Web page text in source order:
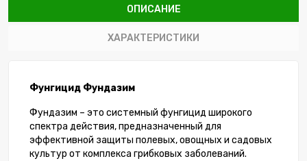
ОПИСАНИЕ
ХАРАКТЕРИСТИКИ
Фунгицид Фундазим
Фундазим – это системный фунгицид широкого
спектра действия, предназначенный для
эффективной защиты полевых, овощных и садовых
культур от комплекса грибковых заболеваний.